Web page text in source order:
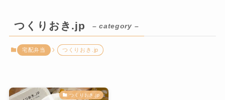
つくりおき.jp – category –
宅配弁当 つくりおき.jp
つくりおき.jp